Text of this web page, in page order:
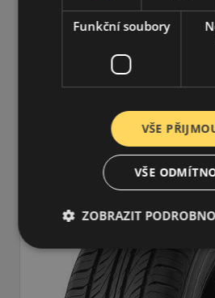
Funkční soubory
VŠE
VŠE
ZOBRAZIT